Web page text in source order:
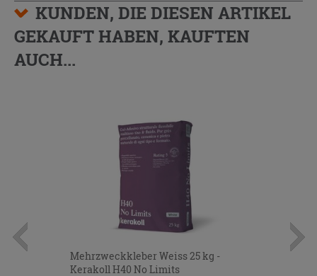
KUNDEN, DIE DIESEN ARTIKEL
GEKAUFT HABEN, KAUFTEN
AUCH...
Mehrzweckkleber Weiss 25 kg -
Kerakoll H40 No Limits